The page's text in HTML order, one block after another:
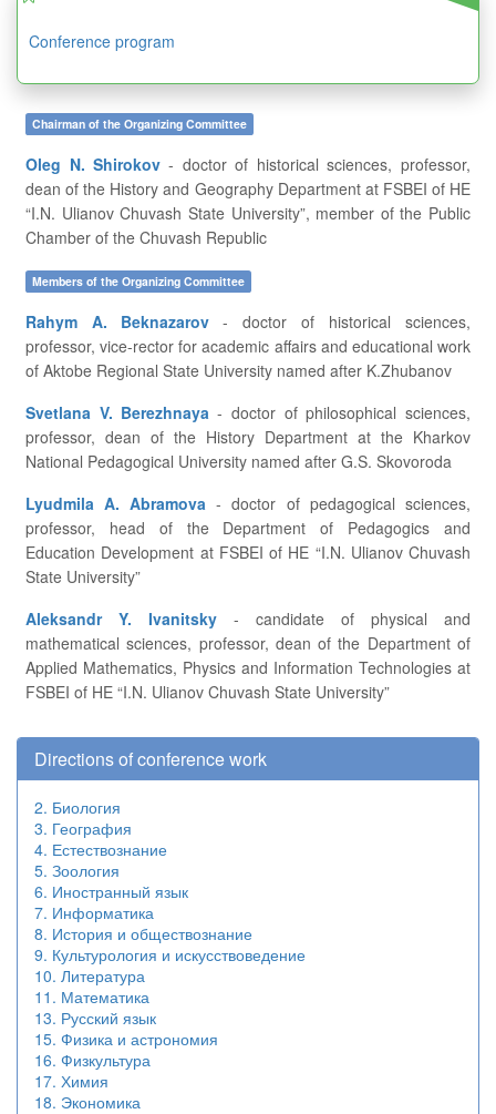
Conference program
Chairman of the Organizing Committee
Oleg N. Shirokov
dean of the History and Geography Department at FSBEI of HE
“I.N. Ulianov Chuvash State University”, member of the Public
Chamber of the Chuvash Republic
Members of the Organizing Committee
Rahym A. Beknazarov
professor, vice-rector for academic affairs and educational work
of Aktobe Regional State University named after K.Zhubanov
Svetlana V. Berezhnaya
professor, dean of the History Department at the Kharkov
National Pedagogical University named after G.S. Skovoroda
Lyudmila A. Abramova
professor, head of the Department of Pedagogics and
Education Development at FSBEI of HE “I.N. Ulianov Chuvash
State University”
Aleksandr Y. Ivanitsky
mathematical sciences, professor, dean of the Department of
Applied Mathematics, Physics and Information Technologies at
FSBEI of HE “I.N. Ulianov Chuvash State University”
Directions of conference work
2. Биология
3. География
4. Естествознание
5. Зоология
6. Иностранный язык
7. Информатика
8. История и обществознание
9. Культурология и искусствоведение
10. Литература
11. Математика
13. Русский язык
15. Физика и астрономия
16. Физкультура
17. Химия
18. Экономика